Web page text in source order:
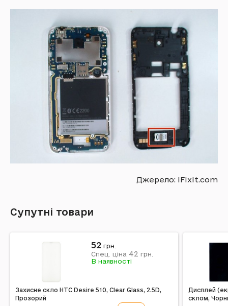
Джерело: iFixit.com
Супутні товари
Захисне скло HTC Desire 510, Clear Glass, 2.5D,
Прозорий
52 грн.
Спец. ціна 42 грн.
В наявності
Дисплей
склом,